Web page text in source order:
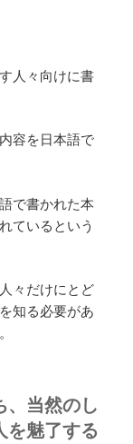
人々向けに書
容を日本語で
で書かれた本
ているという
々だけにとど
知る必要があ
、当然のし
を魅了する